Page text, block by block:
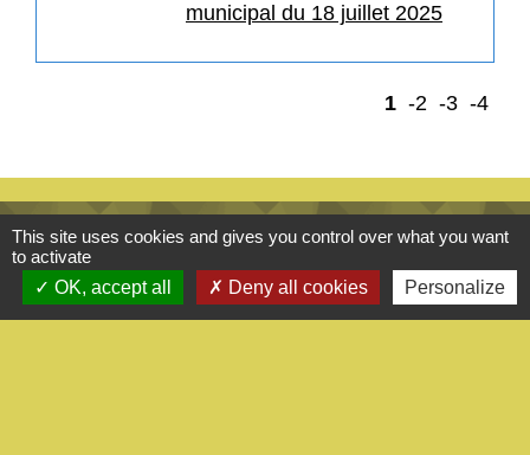
municipal du 18 juillet 2025
1 -2 -3 -4
Contacts
Commune de Saint-Hilaire-de-Brens
90 rue de la Mairie
This site uses cookies and gives you control over what you want
to activate
OK, accept all
Deny all cookies Personalize